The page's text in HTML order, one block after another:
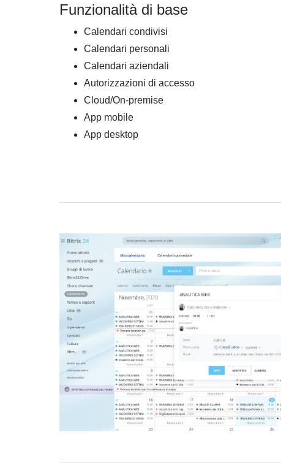
Funzionalità di base
Calendari condivisi
Calendari personali
Calendari aziendali
Autorizzazioni di accesso
Cloud/On-premise
App mobile
App desktop